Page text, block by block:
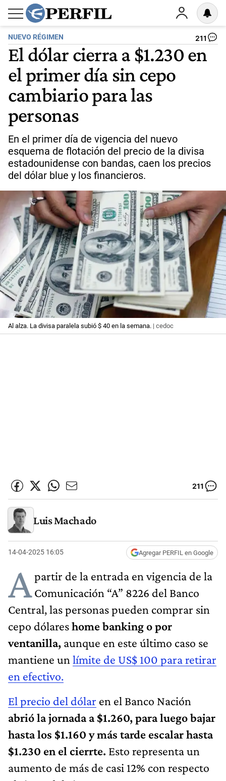
NUEVO RÉGIMEN 211
El dólar cierra a $1.230 en
el primer día sin cepo
cambiario para las
personas
En el primer día de vigencia del nuevo
esquema de flotación del precio de la divisa
estadounidense con bandas, caen los precios
del dólar blue y los financieros.
Al alza. La divisa paralela subió $ 40 en la semana. | cedoc
211
Luis Machado
14-04-2025 16:05 Agregar PERFIL en Google
Apartir de la entrada en vigencia de la
Comunicación “A” 8226 del Banco
Central, las personas pueden comprar sin
cepo dólareshome banking o por
ventanilla, aunque en este último caso se
mantiene un límite de US$ 100 para retirar
en efectivo.
El precio del dólar en el Banco Nación
abrió la jornada a $1.260, para luego bajar
hasta los $1.160 y más tarde escalar hasta
$1.230 en el cierrte. Esto representa un
aumento de más de casi 12% con respecto